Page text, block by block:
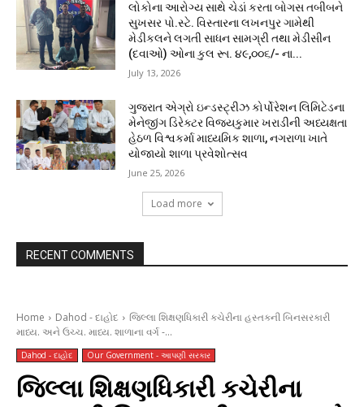
લોકોના આરોગ્ય સાથે ચેડાં કરતા બોગસ તબીબને
સુખસર પો.સ્ટે. વિસ્તારના લખનપુર ગામેથી
મેડીકલને લગતી સાધન સામગ્રી તથા મેડીસીન
(દવાઓ) ઓના કુલ રૂા. ૪૯,૦૦૬/- ના...
July 13, 2026
ગુજરાત એગ્રો ઇન્ડસ્ટ્રીઝ કોર્પોરેશન લિમિટેડના
મેનેજીંગ ડિરેક્ટર વિજયકુમાર ખરાડીની અધ્યક્ષતા
હેઠળ વિશ્વકર્મા માધ્યમિક શાળા, નગરાળા ખાતે
યોજાયો શાળા પ્રવેશોત્સવ
June 25, 2026
Load more
RECENT COMMENTS